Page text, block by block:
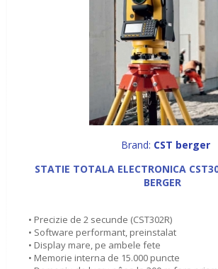
Brand: CST berger
STATIE TOTALA ELECTRONICA
BERGER
• Precizie de 2 secunde (CST302R)
• Software performant, preinstalat
• Display mare, pe ambele fete
• Memorie interna de 15.000 puncte